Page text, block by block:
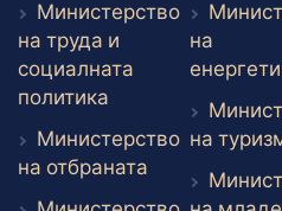
Министерство
на труда и
социалната
политика Външен линк
Министерство
на отбраната Външен линк
на
на